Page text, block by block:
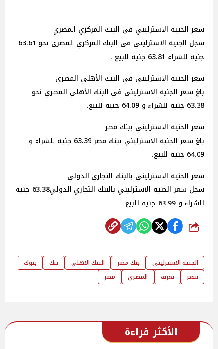
سعر الجنيه الاسترليني فى البنك المركزي المصري
سجل الجنيه الاسترليني فى البنك المركزي المصري نحو 63.61
جنيه للشراء 63.81 جنيه للبيع .
سعر الجنيه الاسترليني في البنك الأهلي المصري
بلغ سعر الجنيه الاسترليني في البنك الأهلي المصري نحو
63.38 جنيه للشراء و 64.09 جنيه للبيع.
سعر الجنيه الاسترليني ببنك مصر
بلغ سعر الجنيه الاسترليني ببنك مصر 63.39 جنيه للشراء و
64.09 جنيه للبيع.
سعر الجنيه الاسترليني بالبنك التجاري الدولي
سجل سعر الجنيه الاسترليني بالبنك التجاري الدولي63.38 جنيه
للشراء و 63.99 جنيه للبيع.
شارك
الجنيه الاسترليني بنك مصر البنك الاهلى بنك
بنوك
سعر
تعرف المصري مصر
الأكثر قراءة